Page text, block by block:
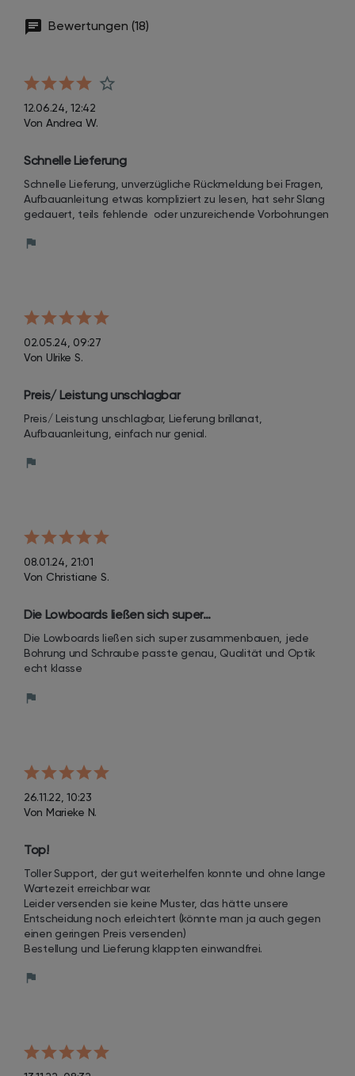
Bewertungen (18)
12.06.24, 12:42
Von Andrea W.
Schnelle Lieferung
Schnelle Lieferung, unverzügliche Rückmeldung bei Fragen,
Aufbauanleitung etwas kompliziert zu lesen, hat sehr Slang
gedauert, teils fehlende  oder unzureichende Vorbohrungen
02.05.24, 09:27
Von Ulrike S.
Preis/ Leistung unschlagbar
Preis/ Leistung unschlagbar, Lieferung brillanat,
Aufbauanleitung, einfach nur genial.
08.01.24, 21:01
Von Christiane S.
Die Lowboards ließen sich super…
Die Lowboards ließen sich super zusammenbauen, jede
Bohrung und Schraube passte genau, Qualität und Optik
echt klasse
26.11.22, 10:23
Von Marieke N.
Top!
Toller Support, der gut weiterhelfen konnte und ohne lange
Wartezeit erreichbar war.
Leider versenden sie keine Muster, das hätte unsere
Entscheidung noch erleichtert (könnte man ja auch gegen
einen geringen Preis versenden)
Bestellung und Lieferung klappten einwandfrei.